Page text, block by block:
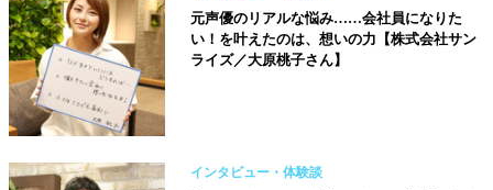
元声優のリアルな悩み……会社員になりた
い！を叶えたのは、想いの力【株式会社サン
ライズ／大原桃子さん】
インタビュー・体験談